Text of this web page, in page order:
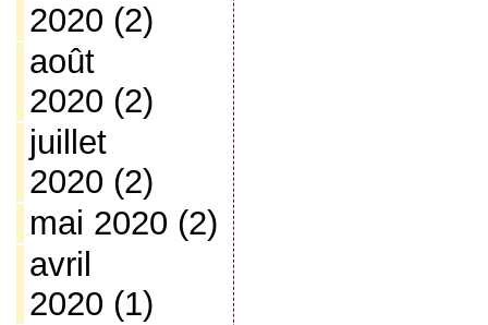
2020 (2)
août
2020 (2)
juillet
2020 (2)
mai 2020 (2)
avril
2020 (1)